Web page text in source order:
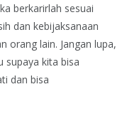
berkarirlah sesuai
dan kebijaksanaan
orang lain. Jangan lupa,
supaya kita bisa
dan bisa